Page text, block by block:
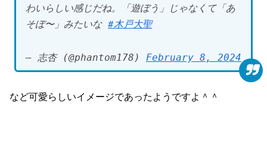
わいらしい感じだね。「遊ぼう」じゃなくて「あ
そぼ〜」みたいな #木戸大聖
— 志杏 (@phantom178) February 8, 2024
など可愛らしいイメージであったようですよ＾＾